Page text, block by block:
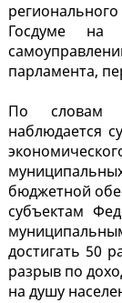
Госдуме на
парламента,
По словам
наблюдается
бюджетной
субъектам
достигать 50
разрыв по
на душу